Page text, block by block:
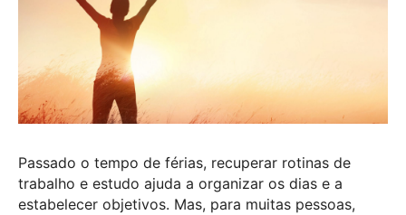
Passado o tempo de férias, recuperar rotinas de
trabalho e estudo ajuda a organizar os dias e a
estabelecer objetivos. Mas, para muitas pessoas,